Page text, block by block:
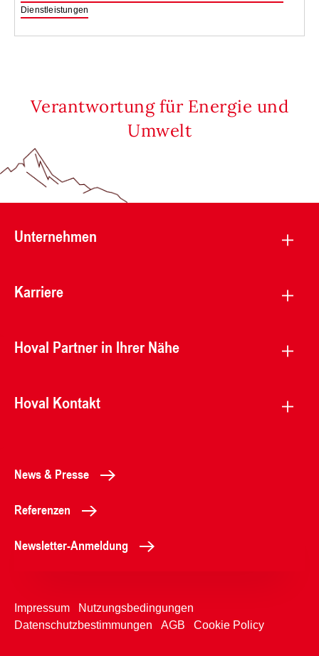
Dienstleistungen
Verantwortung für Energie und
Umwelt
Unternehmen
Karriere
Hoval Partner in Ihrer Nähe
Hoval Kontakt
News & Presse
Referenzen
Newsletter-Anmeldung
Impressum
Nutzungsbedingungen
Datenschutzbestimmungen
AGB Cookie Policy